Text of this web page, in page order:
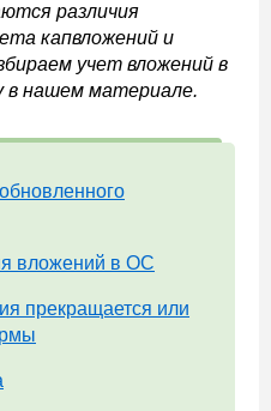
различия
капвложений и
учет вложений в
в нашем материале.
вложений в ОС
прекращается или